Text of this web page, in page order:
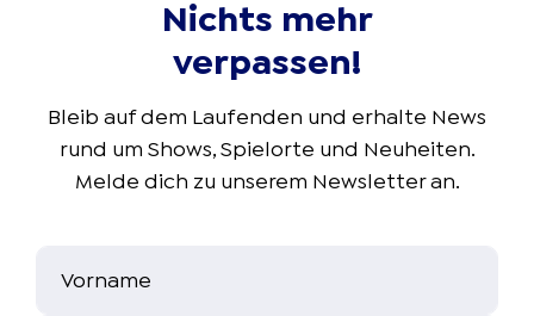
Nichts mehr
verpassen!
Bleib auf dem Laufenden und erhalte News
rund um Shows, Spielorte und Neuheiten.
Melde dich zu unserem Newsletter an.
Vorname